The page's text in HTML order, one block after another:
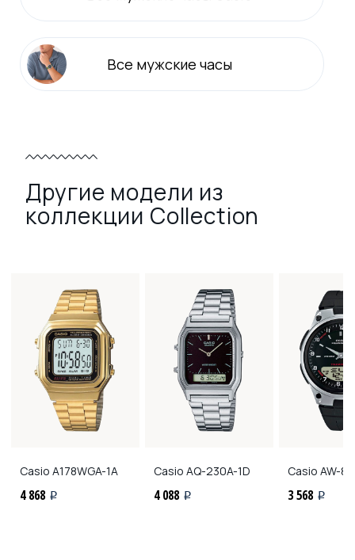
Все мужские часы
Другие модели из
коллекции Collection
Casio A178WGA-1A
4 868 i
Casio AQ-230A-1D
4 088 i
Casio AW-
3 568 i